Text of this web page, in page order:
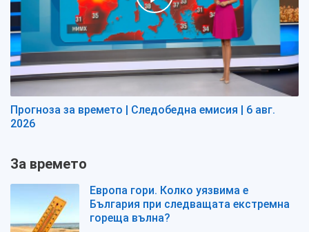
Прогноза за времето | Следобедна емисия | 6 авг.
2026
За времето
Европа гори. Колко уязвима е
България при следващата екстремна
гореща вълна?